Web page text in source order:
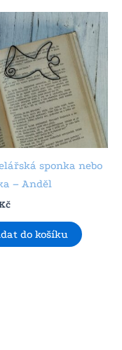
sponka nebo
– Anděl
do košíku